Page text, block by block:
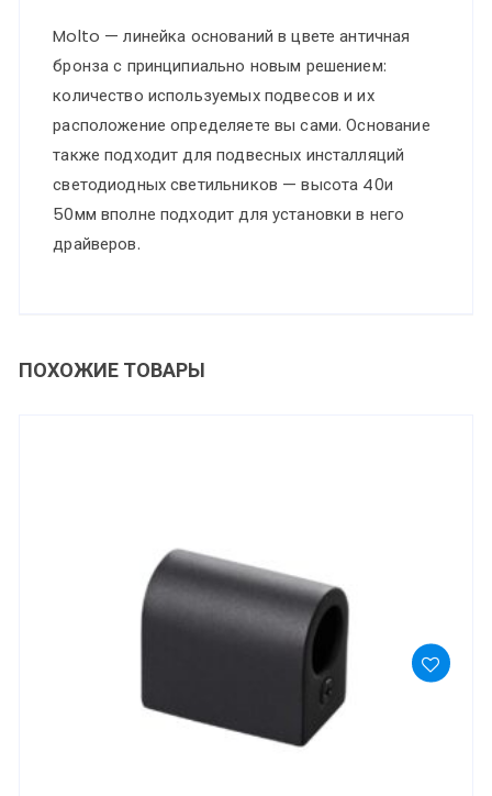
в
коробке)
MOLTO
Molto — линейка оснований в цвете античная
бронза с принципиально новым решением:
количество используемых подвесов и их
расположение определяете вы сами. Основание
также подходит для подвесных инсталляций
светодиодных светильников — высота 40и
50мм вполне подходит для установки в него
драйверов.
ПОХОЖИЕ ТОВАРЫ